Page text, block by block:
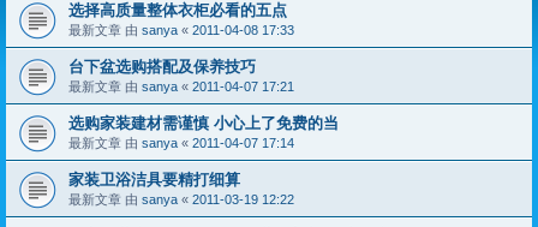
选择高质量整体衣柜必看的五点
最新文章 由 sanya « 2011-04-08 17:33
台下盆选购搭配及保养技巧
最新文章 由 sanya « 2011-04-07 17:21
选购家装建材需谨慎 小心上了免费的当
最新文章 由 sanya « 2011-04-07 17:14
家装卫浴洁具要精打细算
最新文章 由 sanya « 2011-03-19 12:22